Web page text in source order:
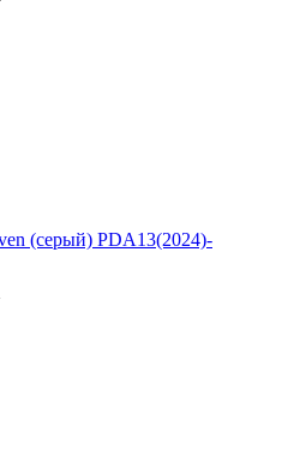
(серый) PDA13(2024)-